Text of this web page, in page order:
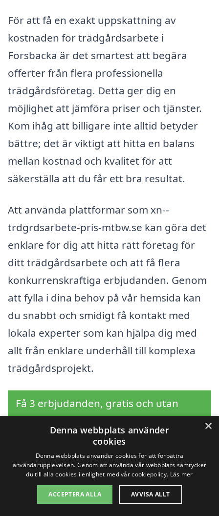
För att få en exakt uppskattning av
kostnaden för trädgårdsarbete i
Forsbacka är det smartest att begära
offerter från flera professionella
trädgårdsföretag. Detta ger dig en
möjlighet att jämföra priser och tjänster.
Kom ihåg att billigare inte alltid betyder
bättre; det är viktigt att hitta en balans
mellan kostnad och kvalitet för att
säkerställa att du får ett bra resultat.
Att använda plattformar som xn--
trdgrdsarbete-pris-mtbw.se kan göra det
enklare för dig att hitta rätt företag för
ditt trädgårdsarbete och att få flera
konkurrenskraftiga erbjudanden. Genom
att fylla i dina behov på vår hemsida kan
du snabbt och smidigt få kontakt med
lokala experter som kan hjälpa dig med
allt från enklare underhåll till komplexa
trädgårdsprojekt.
Få 3 erbjudanden, gratis och utan
Sök efter en
professionell för
×
Denna webbplats använder
cookies
Denna webbplats använder cookies för att förbättra
användarupplevelsen. Genom att använda vår webbplats samtycker
du till alla cookies i enlighet med vår cookiepolicy. Läs mer
ACCEPTERA ALLA AVVISA ALLT